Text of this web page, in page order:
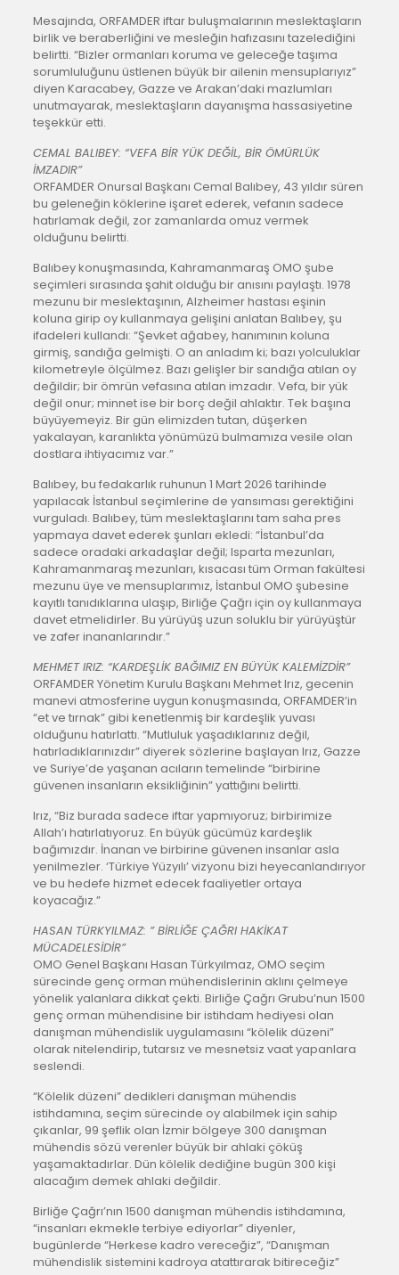
Mesajında, ORFAMDER iftar buluşmalarının meslektaşların
birlik ve beraberliğini ve mesleğin hafızasını tazelediğini
belirtti. “Bizler ormanları koruma ve geleceğe taşıma
sorumluluğunu üstlenen büyük bir ailenin mensuplarıyız”
diyen Karacabey, Gazze ve Arakan’daki mazlumları
unutmayarak, meslektaşların dayanışma hassasiyetine
teşekkür etti.
CEMAL BALIBEY: “VEFA BİR YÜK DEĞİL, BİR ÖMÜRLÜK
İMZADIR”
ORFAMDER Onursal Başkanı Cemal Balıbey, 43 yıldır süren
bu geleneğin köklerine işaret ederek, vefanın sadece
hatırlamak değil, zor zamanlarda omuz vermek
olduğunu belirtti.
Balıbey konuşmasında, Kahramanmaraş OMO şube
seçimleri sırasında şahit olduğu bir anısını paylaştı. 1978
mezunu bir meslektaşının, Alzheimer hastası eşinin
koluna girip oy kullanmaya gelişini anlatan Balıbey, şu
ifadeleri kullandı: “Şevket ağabey, hanımının koluna
girmiş, sandığa gelmişti. O an anladım ki; bazı yolculuklar
kilometreyle ölçülmez. Bazı gelişler bir sandığa atılan oy
değildir; bir ömrün vefasına atılan imzadır. Vefa, bir yük
değil onur; minnet ise bir borç değil ahlaktır. Tek başına
büyüyemeyiz. Bir gün elimizden tutan, düşerken
yakalayan, karanlıkta yönümüzü bulmamıza vesile olan
dostlara ihtiyacımız var.”
Balıbey, bu fedakarlık ruhunun 1 Mart 2026 tarihinde
yapılacak İstanbul seçimlerine de yansıması gerektiğini
vurguladı. Balıbey, tüm meslektaşlarını tam saha pres
yapmaya davet ederek şunları ekledi: “İstanbul’da
sadece oradaki arkadaşlar değil; Isparta mezunları,
Kahramanmaraş mezunları, kısacası tüm Orman fakültesi
mezunu üye ve mensuplarımız, İstanbul OMO şubesine
kayıtlı tanıdıklarına ulaşıp, Birliğe Çağrı için oy kullanmaya
davet etmelidirler. Bu yürüyüş uzun soluklu bir yürüyüştür
ve zafer inananlarındır.”
MEHMET IRIZ: “KARDEŞLİK BAĞIMIZ EN BÜYÜK KALEMİZDİR”
ORFAMDER Yönetim Kurulu Başkanı Mehmet Irız, gecenin
manevi atmosferine uygun konuşmasında, ORFAMDER’in
“et ve tırnak” gibi kenetlenmiş bir kardeşlik yuvası
olduğunu hatırlattı. “Mutluluk yaşadıklarınız değil,
hatırladıklarınızdır” diyerek sözlerine başlayan Irız, Gazze
ve Suriye’de yaşanan acıların temelinde “birbirine
güvenen insanların eksikliğinin” yattığını belirtti.
Irız, “Biz burada sadece iftar yapmıyoruz; birbirimize
Allah’ı hatırlatıyoruz. En büyük gücümüz kardeşlik
bağımızdır. İnanan ve birbirine güvenen insanlar asla
yenilmezler. ‘Türkiye Yüzyılı’ vizyonu bizi heyecanlandırıyor
ve bu hedefe hizmet edecek faaliyetler ortaya
koyacağız.”
HASAN TÜRKYILMAZ: ” BİRLİĞE ÇAĞRI HAKİKAT
MÜCADELESİDİR”
OMO Genel Başkanı Hasan Türkyılmaz, OMO seçim
sürecinde genç orman mühendislerinin aklını çelmeye
yönelik yalanlara dikkat çekti. Birliğe Çağrı Grubu’nun 1500
genç orman mühendisine bir istihdam hediyesi olan
danışman mühendislik uygulamasını “kölelik düzeni”
olarak nitelendirip, tutarsız ve mesnetsiz vaat yapanlara
seslendi.
“Kölelik düzeni” dedikleri danışman mühendis
istihdamına, seçim sürecinde oy alabilmek için sahip
çıkanlar, 99 şeflik olan İzmir bölgeye 300 danışman
mühendis sözü verenler büyük bir ahlaki çöküş
yaşamaktadırlar. Dün kölelik dediğine bugün 300 kişi
alacağım demek ahlaki değildir.
Birliğe Çağrı’nın 1500 danışman mühendis istihdamına,
“insanları ekmekle terbiye ediyorlar” diyenler,
bugünlerde “Herkese kadro vereceğiz”, “Danışman
mühendislik sistemini kadroya atattırarak bitireceğiz”